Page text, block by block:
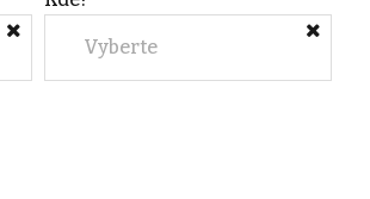
Vyberte